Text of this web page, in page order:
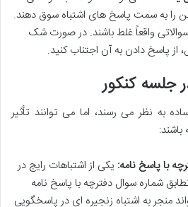
را به سمت پاسخ های اشتباه سوق دهند.
واقعاً غلط باشند. در صورت شک
پاسخ دادن به آن اجتناب کنید.
جلسه کنکور
به نظر می رسند، اما می توانند تأثیر
با پاسخ نامه: یکی ازاشتباهات رایج در
شماره سوال دفترچه با پاسخ نامه
منجر به اشتباه زنجیره ای در پاسخگویی